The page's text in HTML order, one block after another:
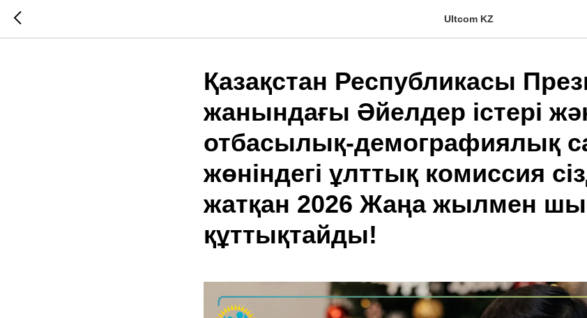
Ultcom KZ
Қазақстан Республикасы
жанындағы Әйелдер істері
отбасылық-демографиялық
жөніндегі ұлттық комиссия
жатқан 2026 Жаңа жылмен
құттықтайды!